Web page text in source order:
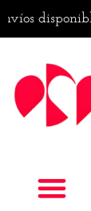
disponibles